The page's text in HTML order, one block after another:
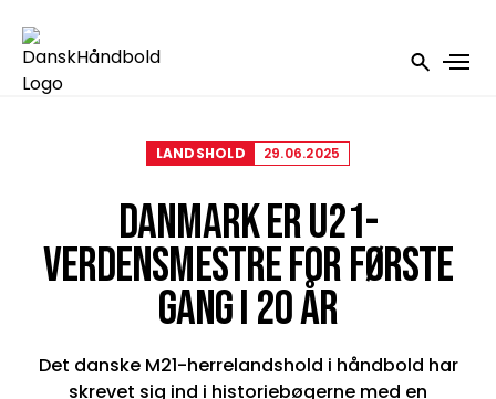
LANDSHOLD 29.06.2025
DANMARK ER U21-
VERDENSMESTRE FOR FØRSTE
GANG I 20 ÅR
Det danske M21-herrelandshold i håndbold har
skrevet sig ind i historiebøgerne med en